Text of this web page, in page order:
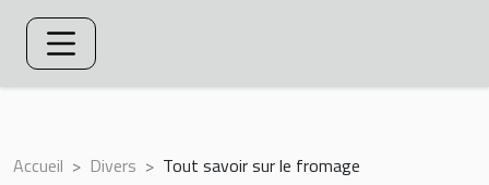
Accueil Divers Tout savoir sur le fromage